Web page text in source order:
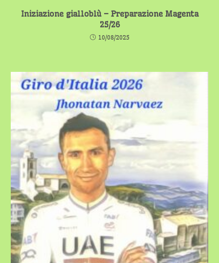
Iniziazione gialloblù – Preparazione Magenta
25/26
10/08/2025